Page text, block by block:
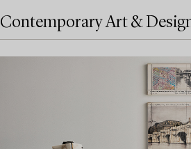
Contemporary Art &